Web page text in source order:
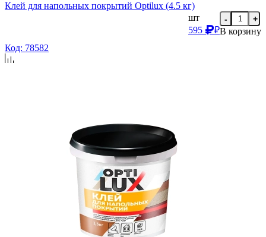
Клей для напольных покрытий Optilux (4.5 кг)
шт
595
₽
- +
В корзину
Код: 78582